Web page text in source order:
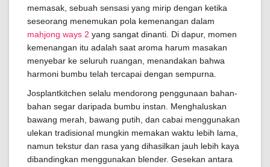
memasak, sebuah sensasi yang mirip dengan ketika
seseorang menemukan pola kemenangan dalam
mahjong ways 2 yang sangat dinanti. Di dapur, momen
kemenangan itu adalah saat aroma harum masakan
menyebar ke seluruh ruangan, menandakan bahwa
harmoni bumbu telah tercapai dengan sempurna.
Josplantkitchen selalu mendorong penggunaan bahan-
bahan segar daripada bumbu instan. Menghaluskan
bawang merah, bawang putih, dan cabai menggunakan
ulekan tradisional mungkin memakan waktu lebih lama,
namun tekstur dan rasa yang dihasilkan jauh lebih kaya
dibandingkan menggunakan blender. Gesekan antara